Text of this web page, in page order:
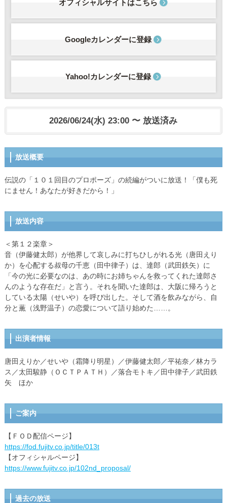
オフィシャルサイトはこちら
Googleカレンダーに登録
Yahoo!カレンダーに登録
2026/06/24(水) 23:00 〜 放送済み
放送概要
伝説の「１０１回目のプロポーズ」の続編がついに放送！「僕も死
にません！あなたが好きだから！」
放送内容
＜第１２楽章＞
音（伊藤健太郎）が他界して哀しみに打ちひしがれる光（唐田えり
か）を心配する叔母の千恵（田中律子）は、達郎（武田鉄矢）に
「今の光に必要なのは、あの時にお姉ちゃんを救ってくれた達郎さ
んのような存在だ」と言う。それを聞いた達郎は、大阪に帰ろうと
している太陽（せいや）を呼び出した。そして酒を飲みながら、自
分と薫（浅野温子）の恋愛について語り始めた……。
出演者情報
唐田えりか／せいや（霜降り明星）／伊藤健太郎／平祐奈／林カラ
ス／太田駿静（ＯＣＴＰＡＴＨ）／落合モトキ／田中律子／武田鉄
矢 ほか
ご案内
【ＦＯＤ配信ページ】
https://fod.fujitv.co.jp/title/013t
【オフィシャルページ】
https://www.fujitv.co.jp/102nd_proposal/
過去の放送